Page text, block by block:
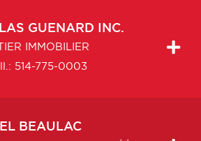
GUENARD INC.
IMMOBILIER
514-775-0003
BEAULAC